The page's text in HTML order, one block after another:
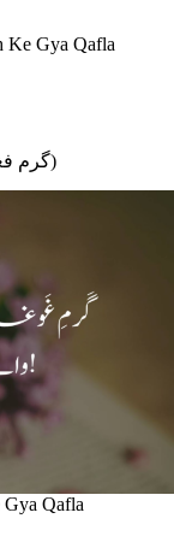
Ke Gya Qafla
(گرم فغاں ہے جرس، اٹھ کے گیا قافلہ)
Gya Qafla